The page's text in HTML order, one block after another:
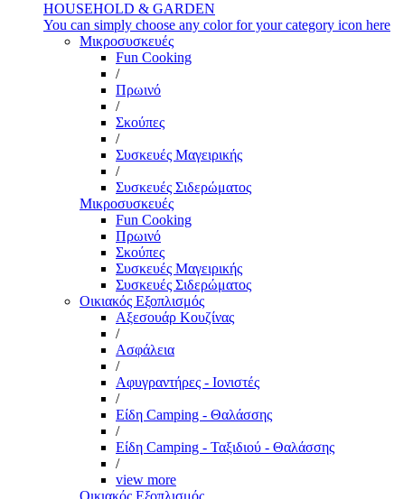
HOUSEHOLD & GARDEN
You can simply choose any color for your category icon here
Μικροσυσκευές
Fun Cooking
/
Πρωινό
/
Σκούπες
/
Συσκευές Μαγειρικής
/
Συσκευές Σιδερώματος
Μικροσυσκευές
Fun Cooking
Πρωινό
Σκούπες
Συσκευές Μαγειρικής
Συσκευές Σιδερώματος
Οικιακός Εξοπλισμός
Αξεσουάρ Κουζίνας
/
Ασφάλεια
/
Αφυγραντήρες - Ιονιστές
/
Είδη Camping - Θαλάσσης
/
Είδη Camping - Ταξιδιού - Θαλάσσης
/
view more
Οικιακός Εξοπλισμός